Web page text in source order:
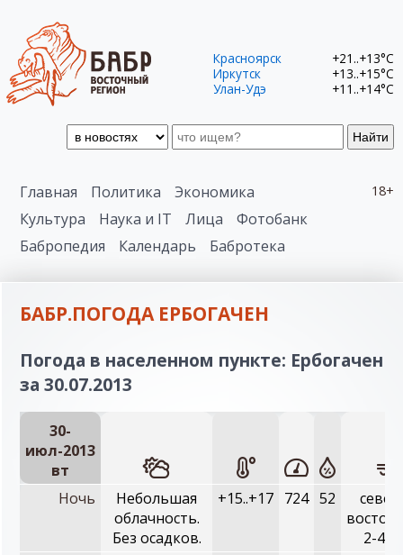
Найти
Красноярск
+21..+13°C
Иркутск
+13..+15°C
Улан-Удэ
+11..+14°C
18+
Главная Политика
Экономика
Культура
Наука и IT Лица
Фотобанк
Бабропедия
Календарь Бабротека
БАБР.ПОГОДА ЕРБОГАЧЕН
Погода в населенном пункте: Ербогачен
за 30.07.2013
30-
июл-2013
вт
Ночь
Небольшая
облачность.
Без осадков.
+15..+17 724 52
2-4